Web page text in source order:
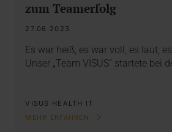
zum Teamerfolg
27.06.2023
Es war heiß, es war voll, es laut,
Unser „Team VISUS“ startete bei
VISUS HEALTH IT
MEHR ERFAHREN